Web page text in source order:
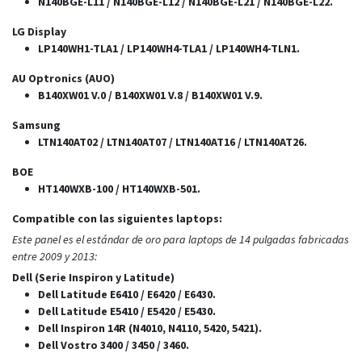
LG Display
LP140WH1-TLA1 / LP140WH4-TLA1 / LP140WH4-TLN1.
AU Optronics (AUO)
B140XW01 V.0 / B140XW01 V.8 / B140XW01 V.9.
Samsung
LTN140AT02 / LTN140AT07 / LTN140AT16 / LTN140AT26.
BOE
HT140WXB-100 / HT140WXB-501.
Compatible con las siguientes laptops:
Este panel es el estándar de oro para laptops de 14 pulgadas fabricadas
entre 2009 y 2013:
Dell (Serie Inspiron y Latitude)
Dell Latitude E6410 / E6420 / E6430.
Dell Latitude E5410 / E5420 / E5430.
Dell Inspiron 14R (N4010, N4110, 5420, 5421).
Dell Vostro 3400 / 3450 / 3460.